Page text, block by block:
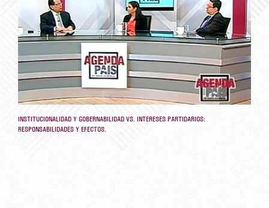
INSTITUCIONALIDAD Y GOBERNABILIDAD VS. INTERESES PARTIDARIOS:
RESPONSABILIDADES Y EFECTOS.